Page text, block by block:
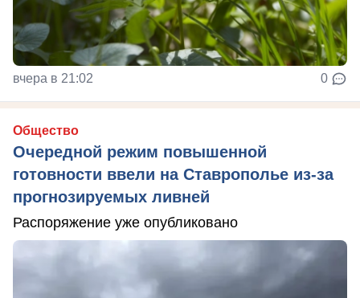
вчера в 21:02 0
Общество
Очередной режим повышенной
готовности ввели на Ставрополье из-за
прогнозируемых ливней
Распоряжение уже опубликовано